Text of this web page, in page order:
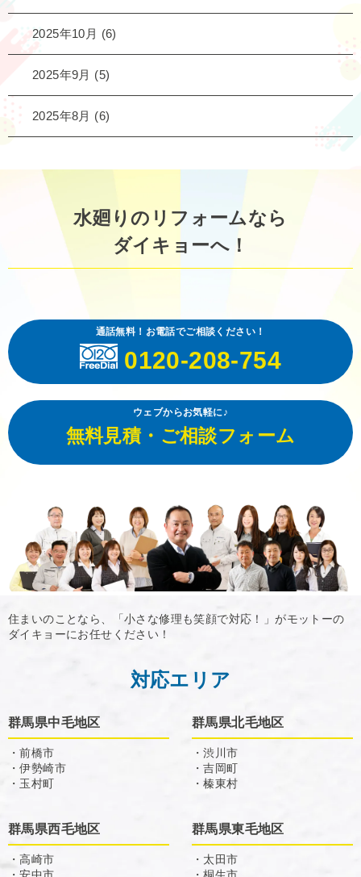
2025年10月 (6)
2025年9月 (5)
2025年8月 (6)
水廻りのリフォームなら
ダイキョーへ！
通話無料！お電話でご相談ください！
0120-208-754
ウェブからお気軽に♪
無料見積・ご相談フォーム
住まいのことなら、「小さな修理も笑顔で対応！」がモットーの
ダイキョーにお任せください！
対応エリア
群馬県中毛地区
・前橋市
・伊勢崎市
・玉村町
群馬県北毛地区
・渋川市
・吉岡町
・榛東村
群馬県西毛地区
・高崎市
群馬県東毛地区
・太田市